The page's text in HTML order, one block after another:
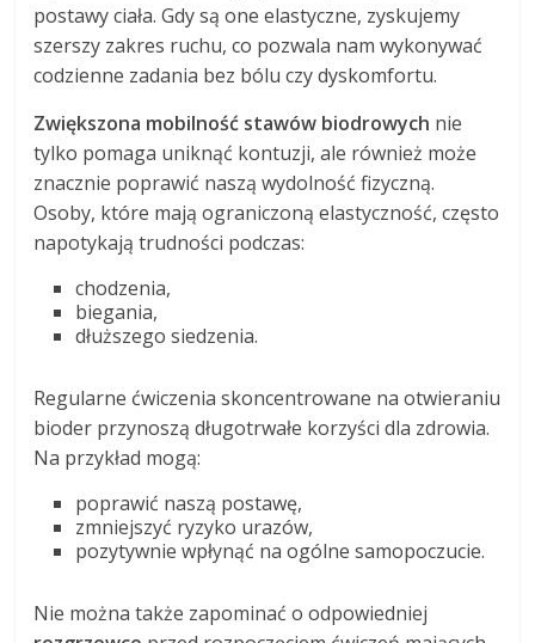
postawy ciała. Gdy są one elastyczne, zyskujemy
szerszy zakres ruchu, co pozwala nam wykonywać
codzienne zadania bez bólu czy dyskomfortu.
Zwiększona mobilność stawów biodrowych nie
tylko pomaga uniknąć kontuzji, ale również może
znacznie poprawić naszą wydolność fizyczną.
Osoby, które mają ograniczoną elastyczność, często
napotykają trudności podczas:
chodzenia,
biegania,
dłuższego siedzenia.
Regularne ćwiczenia skoncentrowane na otwieraniu
bioder przynoszą długotrwałe korzyści dla zdrowia.
Na przykład mogą:
poprawić naszą postawę,
zmniejszyć ryzyko urazów,
pozytywnie wpłynąć na ogólne samopoczucie.
Nie można także zapominać o odpowiedniej